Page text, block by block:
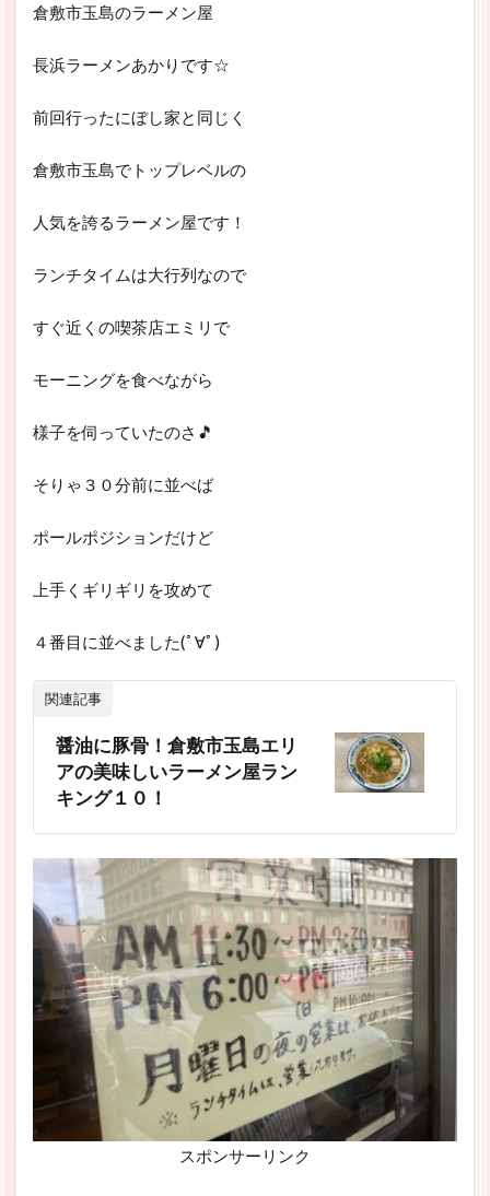
倉敷市玉島のラーメン屋
長浜ラーメンあかりです☆
前回行ったにぼし家と同じく
倉敷市玉島でトップレベルの
人気を誇るラーメン屋です！
ランチタイムは大行列なので
すぐ近くの喫茶店エミリで
モーニングを食べながら
様子を伺っていたのさ🎵
そりゃ３０分前に並べば
ポールポジションだけど
上手くギリギリを攻めて
４番目に並べました(ﾟ∀ﾟ)
関連記事
醤油に豚骨！倉敷市玉島エリ
アの美味しいラーメン屋ラン
キング１０！
スポンサーリンク